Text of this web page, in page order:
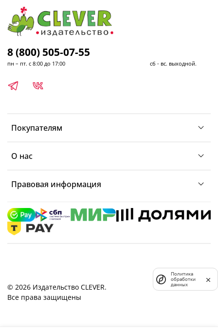
Покупателям
О нас
Правовая информация
8 (800) 505-07-55
пн – пт. с 8:00 до 17:00 сб - вс. выходной.
© 2026 Издательство CLEVER.
Все права защищены
Политика
обработки
данных